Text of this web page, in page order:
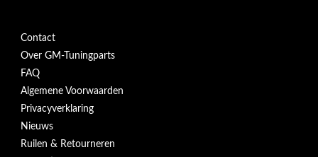
Contact
Over GM-Tuningparts
FAQ
Algemene Voorwaarden
Privacyverklaring
Nieuws
Ruilen & Retourneren